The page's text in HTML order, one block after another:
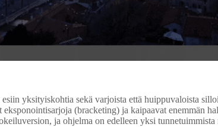
yksityiskohtia sekä varjoista että huippuvaloista
(bracketing) ja kaipaavat enemmän
ja ohjelma on edelleen yksi